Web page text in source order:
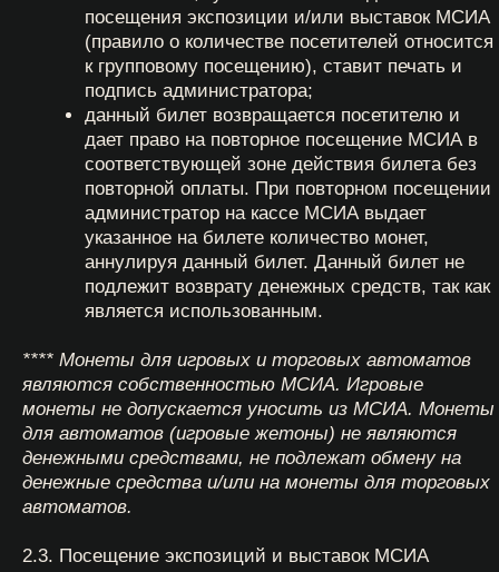
гарантирует подлинность таких билетов.
Официальные интернет-ресурсы для приобретения
билетов МСИА:
https://15kop.ru/
https://afisha.yandex.ru/saint-
petersburg/art/ekspozitsiia-muzeia-sovetskikh-
igrovykh-avtomatov-spb?
source=place&refererSurface=selection
https://afisha.yandex.ru/moscow/art/ekspozitsiia-
muzeia-sovetskikh-igrovykh-avtomatov-15kop?
source=place&refererSurface=selection.
2.7. Вход в здание, где расположены музейные
экспозиции МСИА, и покупка входных билетов
осуществляются в порядке живой очереди.
2.8. Правила приобретения и использования
подарочных сертификатов АНО «Музей детства»
https://15kop.ru/rule_sertificat
3. Возврат билетов
3.1. Неиспользованные (с целой полосой контроля)
входные билеты могут быть возвращены при
предъявлении чека и самого билета в течении
текущего года (12 месяцев) с момента покупки.
Возврат денежных средств за неиспользованные
входные билеты осуществляется только при
предъявлении документа, удостоверяющего
личность посетителя, на основании личного
МСИА на билете, подтверждающей, что билет не
был использован. Частично использованный